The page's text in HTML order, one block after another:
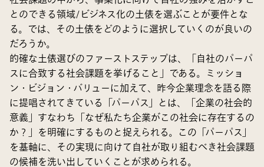
とのできる領域/ビジネス化の土俵を選ぶことが要件とな
る。では、その土俵をどのように選択していくのが良いの
だろうか。
的確な土俵選びのファーストステップは、「自社のパーパ
スに合致する社会課題を挙げること」である。ミッショ
ン・ビジョン・バリューに加えて、昨今企業理念を語る際
に提唱されてきている「パーパス」とは、「企業の社会的
意義」すなわち「なぜ私たち企業がこの社会に存在するの
か？」を明確にするものと捉えられる。この「パーパス」
を基軸に、その実現に向けて自社が取り組むべき社会課題
の候補を洗い出していくことが求められる。